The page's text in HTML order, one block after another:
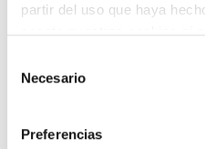
partir del uso que haya
Necesario
Preferencias